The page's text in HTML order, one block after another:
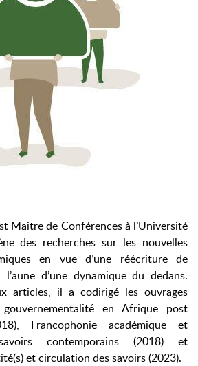
Maitre de Conférences à l’Université
des recherches sur les nouvelles
en vue d’une réécriture de
d’une dynamique du dedans.
articles, il a codirigé les ouvrages
en Afrique post
Francophonie académique et
contemporains (2018) et
et circulation des savoirs (2023).